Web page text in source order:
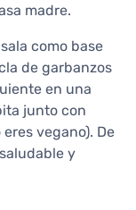
madre.
como base
de garbanzos
en una
junto con
vegano). De
y